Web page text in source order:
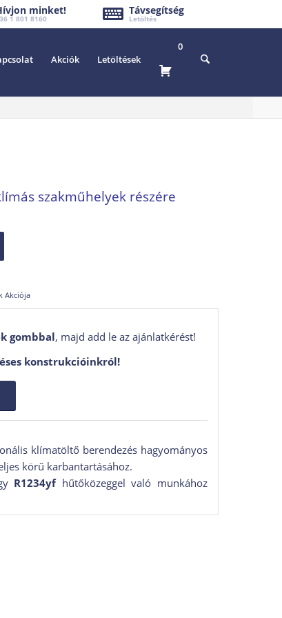
minket!
1 801 8160
Távsegítség
Letöltés
Akciók Letöltések
0
szakműhelyek részére
Akciója
gombbal, majd add le az ajánlatkérést!
konstrukcióinkról!
klímatöltő berendezés hagyományos
körű karbantartásához.
R1234yfhűtőközeggel való munkához
vagy az automatikus olajtartály